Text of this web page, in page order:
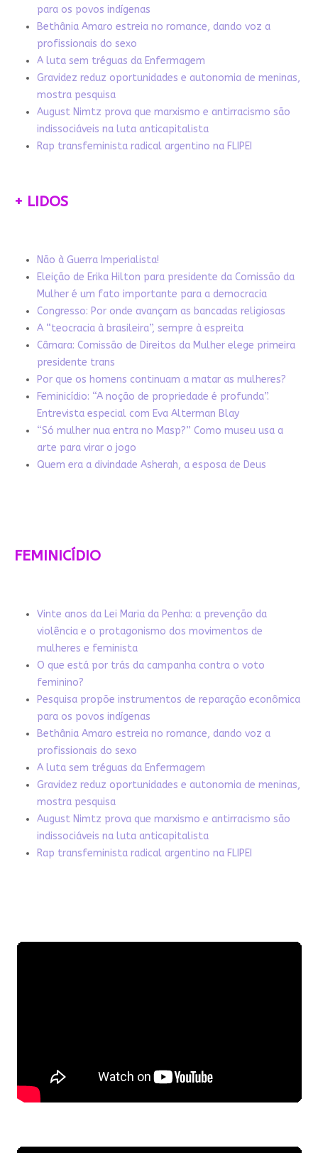
para os povos indígenas
Bethânia Amaro estreia no romance, dando voz a
profissionais do sexo
A luta sem tréguas da Enfermagem
Gravidez reduz oportunidades e autonomia de meninas,
mostra pesquisa
August Nimtz prova que marxismo e antirracismo são
indissociáveis na luta anticapitalista
Rap transfeminista radical argentino na FLIPEI
+ LIDOS
Não à Guerra Imperialista!
Eleição de Erika Hilton para presidente da Comissão da
Mulher é um fato importante para a democracia
Congresso: Por onde avançam as bancadas religiosas
A “teocracia à brasileira”, sempre à espreita
Câmara: Comissão de Direitos da Mulher elege primeira
presidente trans
Por que os homens continuam a matar as mulheres?
Feminicídio: “A noção de propriedade é profunda”.
Entrevista especial com Eva Alterman Blay
“Só mulher nua entra no Masp?” Como museu usa a
arte para virar o jogo
Quem era a divindade Asherah, a esposa de Deus
FEMINICÍDIO
Vinte anos da Lei Maria da Penha: a prevenção da
violência e o protagonismo dos movimentos de
mulheres e feminista
O que está por trás da campanha contra o voto
feminino?
Pesquisa propõe instrumentos de reparação econômica
para os povos indígenas
Bethânia Amaro estreia no romance, dando voz a
profissionais do sexo
A luta sem tréguas da Enfermagem
Gravidez reduz oportunidades e autonomia de meninas,
mostra pesquisa
August Nimtz prova que marxismo e antirracismo são
indissociáveis na luta anticapitalista
Rap transfeminista radical argentino na FLIPEI